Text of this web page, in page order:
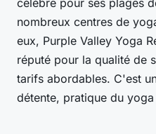
célèbre pour ses plages
nombreux centres de
eux, Purple Valley Yoga
réputé pour la qualité de
tarifs abordables. C'est
détente, pratique du